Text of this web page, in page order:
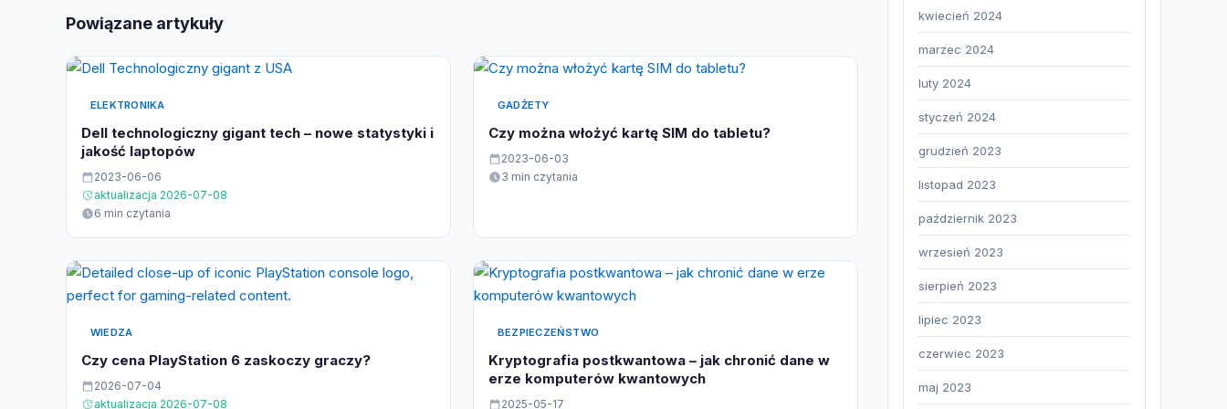
Powiązane artykuły
ELEKTRONIKA
Dell technologiczny gigant tech – nowe statystyki i
jakość laptopów
2023-06-06
aktualizacja 2026-07-08
6 min czytania
GADŻETY
Czy można włożyć kartę SIM do tabletu?
2023-06-03
3 min czytania
WIEDZA
Czy cena PlayStation 6 zaskoczy graczy?
2026-07-04
aktualizacja 2026-07-08
BEZPIECZEŃSTWO
Kryptografia postkwantowa – jak chronić dane w
erze komputerów kwantowych
2025-05-17
kwiecień 2024
marzec 2024
luty 2024
styczeń 2024
grudzień 2023
listopad 2023
październik 2023
wrzesień 2023
sierpień 2023
lipiec 2023
czerwiec 2023
maj 2023